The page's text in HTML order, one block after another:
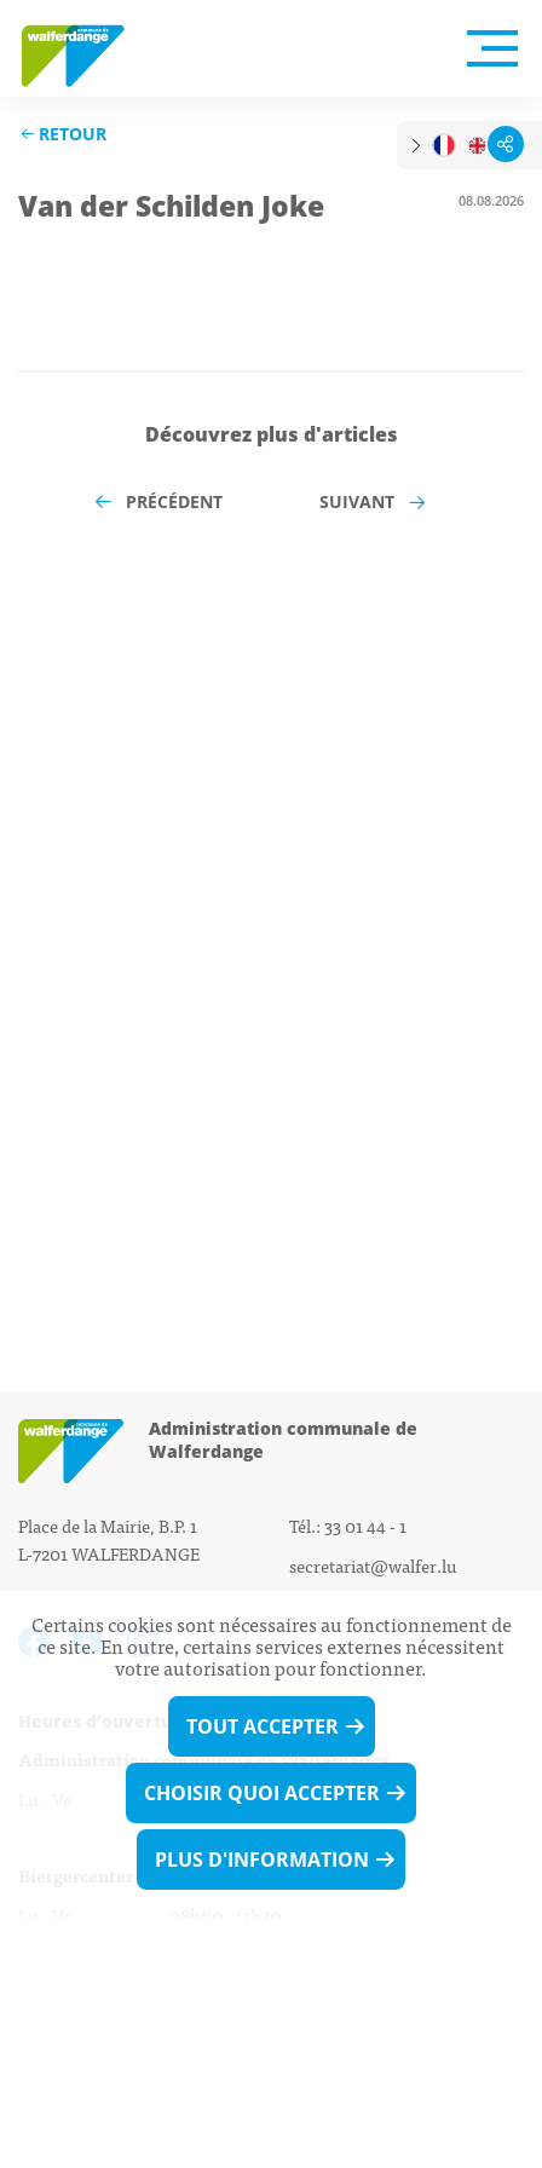
RETOUR
Van der Schilden Joke 08.08.2026
Découvrez plus d'articles
PRÉCÉDENT SUIVANT
Administration communale de
Walferdange
Place de la Mairie, B.P. 1
L-7201 WALFERDANGE
Tél.: 33 01 44 - 1
secretariat@walfer.lu
Heures d’ouverture:
Administration communale de Walferdange
Lu - Ve 08h00 - 11h30
13h30 - 16h00
Certains cookies sont nécessaires au fonctionnement de
ce site. En outre, certains services externes nécessitent
votre autorisation pour fonctionner.
TOUT ACCEPTER
CHOISIR QUOI ACCEPTER
PLUS D'INFORMATION